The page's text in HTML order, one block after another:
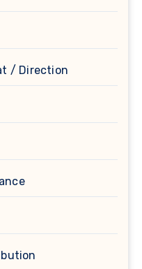
/ Direction